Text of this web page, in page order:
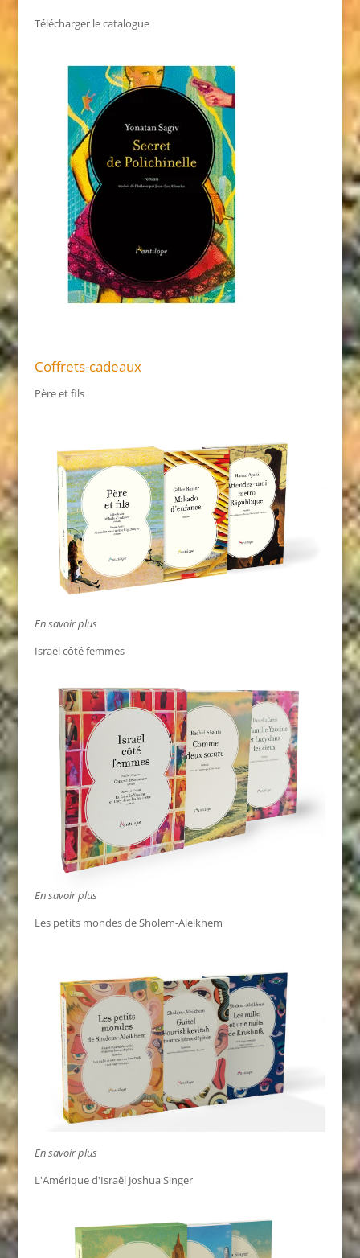
Télécharger le catalogue
Coffrets-cadeaux
Père et fils
En savoir plus
Israël côté femmes
En savoir plus
Les petits mondes de Sholem-Aleikhem
En savoir plus
L'Amérique d'Israël Joshua Singer